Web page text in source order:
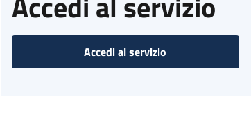
Accedi al servizio